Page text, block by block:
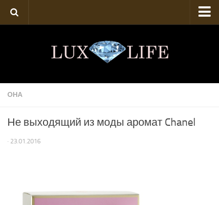
ОНА
Не выходящий из моды аромат Chanel
· 23.01.2016